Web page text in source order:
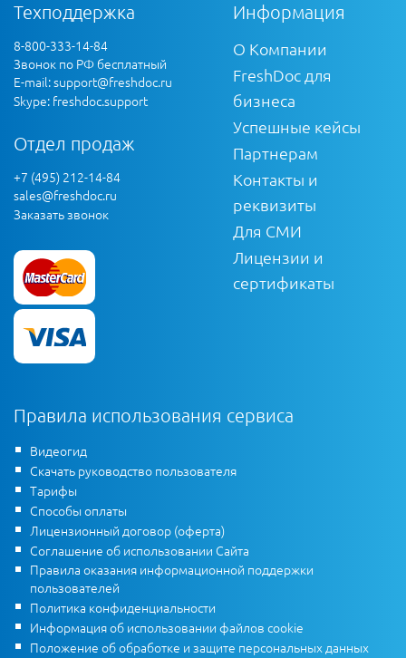
Техподдержка
8-800-333-14-84
Звонок по РФ бесплатный
E-mail:support@freshdoc.ru
Skype: freshdoc.support
Отдел продаж
+7 (495) 212-14-84
sales@freshdoc.ru
Заказать звонок
Информация
О Компании
FreshDoc для
бизнеса
Успешные кейсы
Партнерам
Контакты и
реквизиты
Для СМИ
Лицензии и
сертификаты
Правила использования сервиса
Видеогид
Скачать руководство пользователя
Тарифы
Способы оплаты
Лицензионный договор (оферта)
Соглашение об использовании Сайта
Правила оказания информационной поддержки
пользователей
Политика конфиденциальности
Информация об использовании файлов cookie
Положение об обработке и защите персональных данных